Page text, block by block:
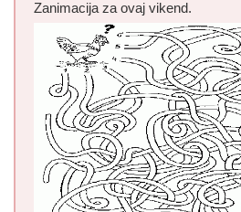
Zanimacija za ovaj vikend.